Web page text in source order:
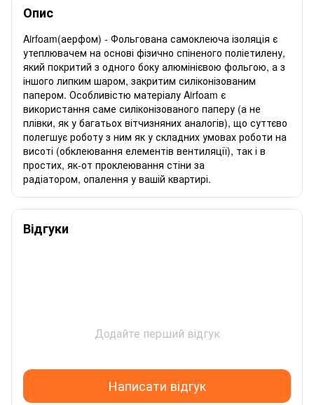
Опис
Airfoam(аерфом) - Фольгована самоклеюча ізоляція є
утеплювачем на основі фізично спіненого поліетилену,
який покритий з одного боку алюмінієвою фольгою, а з
іншого липким шаром, закритим силіконізованим
папером. Особливістю матеріалу Airfoam є
використання саме силіконізованого паперу (а не
плівки, як у багатьох вітчизняних аналогів), що суттєво
полегшує роботу з ним як у складних умовах роботи на
висоті (обклеювання елементів вентиляції), так і в
простих, як-от проклеювання стіни за
радіатором, опалення у вашій квартирі.
Відгуки
Додайте перший відгук
Написати відгук